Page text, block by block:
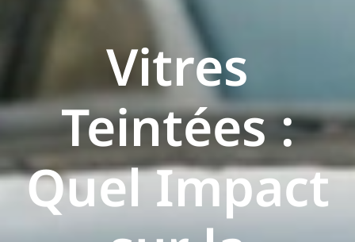
Vitres
Teintées :
Quel Impact